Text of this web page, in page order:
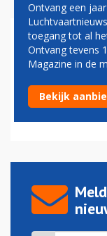
Suriname wil
16-09-2025 -
Ontvang een
toegang tot al
Ontvang tevens
Magazine in de
Bekijk